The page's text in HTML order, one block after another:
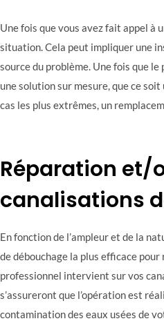
Une fois que vous avez fait appel à
situation. Cela peut impliquer une
source du problème. Une fois que
une solution sur mesure, que ce
cas les plus extrêmes, un
Réparation et/
canalisations
En fonction de l’ampleur et de la
de débouchage la plus efficace
professionnel intervient sur vos
s’assureront que l’opération est
contamination des eaux usées de